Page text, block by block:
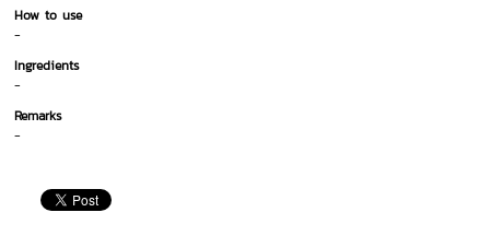
How to use
-
Ingredients
-
Remarks
-